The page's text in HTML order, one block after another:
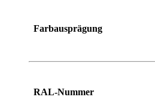
Farbausprägung
RAL-Nummer